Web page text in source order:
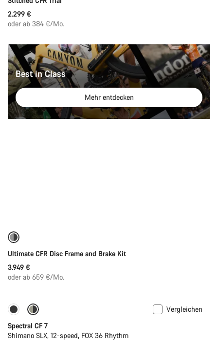
2.299 €
oder ab 384 €/Mo.
Best in Class
Mehr entdecken
Ultimate CFR Disc Frame and Brake Kit
3.949 €
oder ab 659 €/Mo.
Nur verfügbar in XL
Vergleichen
Spectral CF 7
Shimano SLX, 12-speed, FOX 36 Rhythm